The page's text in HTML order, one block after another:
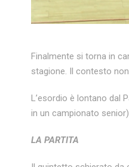
Finalmente si torna in
stagione. Il contesto
L’esordio è lontano dal
in un campionato
LA PARTITA